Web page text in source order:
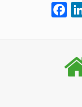
F
e
b